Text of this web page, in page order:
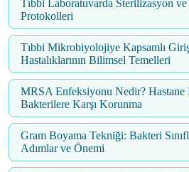
Tıbbi Laboratuvarda Sterilizasyon
Protokolleri
Tıbbi Mikrobiyolojiye Kapsamlı
Hastalıklarının Bilimsel Temelleri
MRSA Enfeksiyonu Nedir? Hastane
Bakterilere Karşı Korunma
Gram Boyama Tekniği: Bakteri
Adımlar ve Önemi